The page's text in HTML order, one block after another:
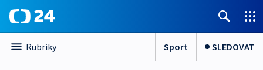
Rubriky Sport SLEDOVAT